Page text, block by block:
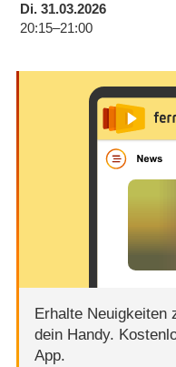
Di.31.03.2026
20:15–21:00
Erhalte Neuigkeiten
dein Handy.
App.